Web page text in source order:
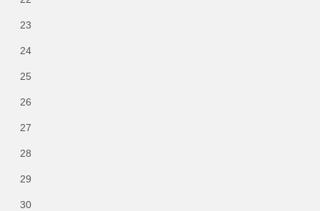
23
24
25
26
27
28
29
30